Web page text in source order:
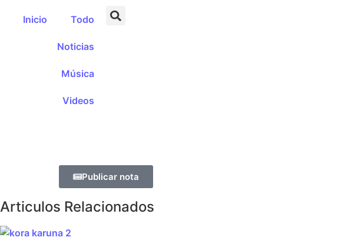
Inicio Todo
Noticias
Música
Videos
Publicar nota
Articulos Relacionados